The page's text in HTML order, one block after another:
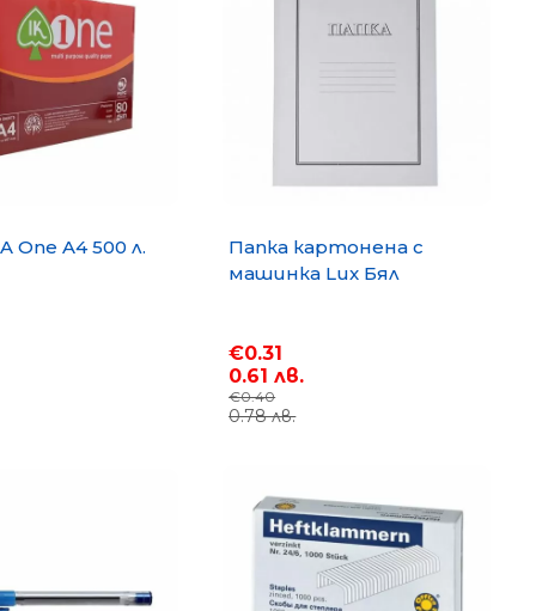
One A4 500 л.
Папка картонена с
машинка Lux Бял
€0.31
0.61 лв.
€0.40
0.78 лв.